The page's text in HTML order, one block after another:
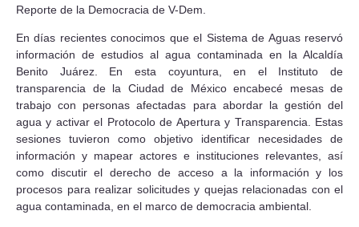
Reporte de la Democracia de V-Dem.
En días recientes conocimos que el Sistema de Aguas reservó
información de estudios al agua contaminada en la Alcaldía
Benito Juárez. En esta coyuntura, en el Instituto de
transparencia de la Ciudad de México encabecé mesas de
trabajo con personas afectadas para abordar la gestión del
agua y activar el Protocolo de Apertura y Transparencia. Estas
sesiones tuvieron como objetivo identificar necesidades de
información y mapear actores e instituciones relevantes, así
como discutir el derecho de acceso a la información y los
procesos para realizar solicitudes y quejas relacionadas con el
agua contaminada, en el marco de democracia ambiental.